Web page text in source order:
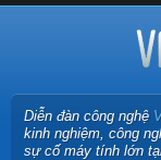
Diễn đàn công nghệ
kinh nghiệm, công
sự cố máy tính lớn